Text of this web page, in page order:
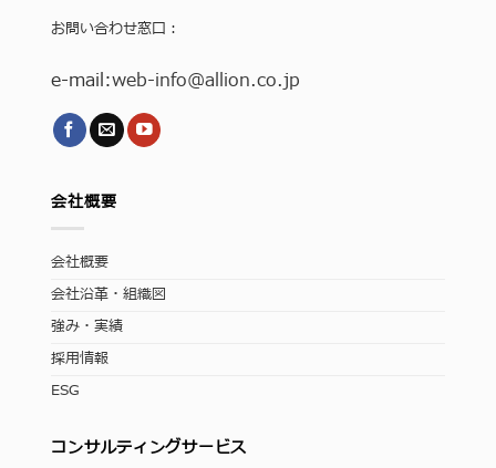
お問い合わせ窓口：
e-mail:web-info@allion.co.jp
会社概要
会社概要
会社沿革・組織図
強み・実績
採用情報
ESG
コンサルティングサービス